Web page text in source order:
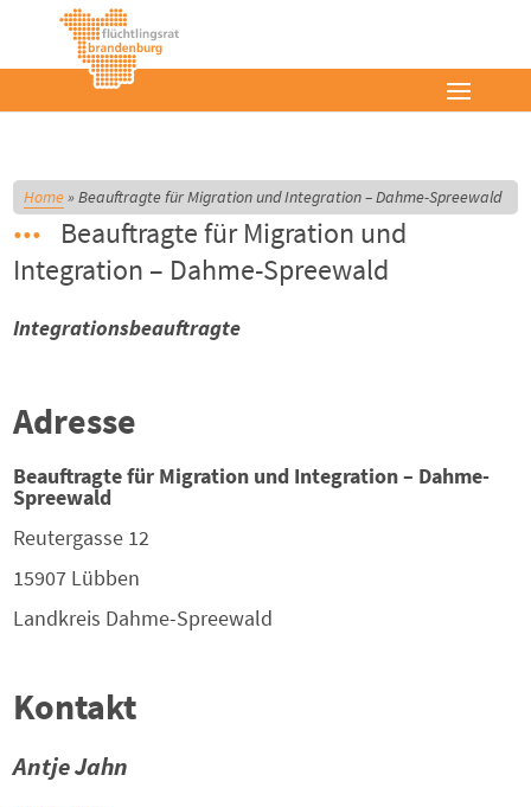
Home»Beauftragte für Migration und Integration – Dahme-Spreewald
Beauftragte für Migration und
Integration – Dahme-Spreewald
Integrationsbeauftragte
Adresse
Beauftragte für Migration und Integration – Dahme-
Spreewald
Reutergasse 12
15907 Lübben
Landkreis Dahme-Spreewald
Kontakt
Antje Jahn